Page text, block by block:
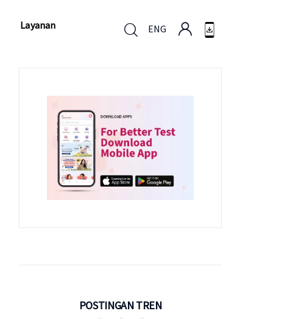
Layanan ENG
POSTINGAN TREN